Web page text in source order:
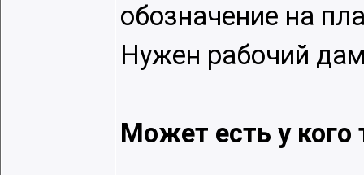
обозначение на
Нужен рабочий
Может есть у кого